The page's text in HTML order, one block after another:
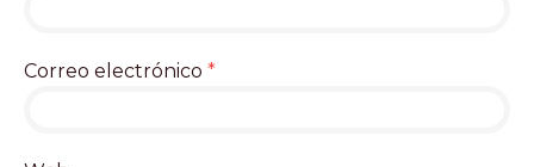
Correo electrónico *